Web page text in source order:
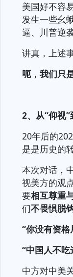
美国好不容
发生一些幺
逼、川普逆
讲真，上述
呃，我们只
2、从“仰视
20年后的
是是历史的
本次对话，
视美方的观
要相互尊重
们不畏惧脱
“你没有资
“中国人不吃
中方对中美